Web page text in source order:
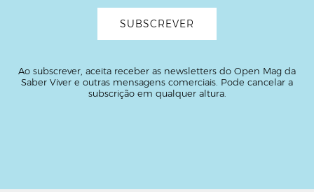
Ao subscrever, aceita receber as newsletters do Open Mag da
Saber Viver e outras mensagens comerciais. Pode cancelar a
subscrição em qualquer altura.